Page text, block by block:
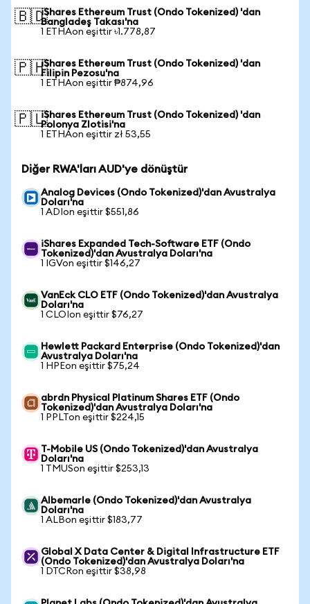
🇧🇩iShares Ethereum Trust (Ondo Tokenized) 'dan
Bangladeş Takası'na
1 ETHAon eşittir ৳1.778,87
🇵🇭iShares Ethereum Trust (Ondo Tokenized) 'dan
Filipin Pezosu'na
1 ETHAon eşittir ₱874,96
🇵🇱iShares Ethereum Trust (Ondo Tokenized) 'dan
Polonya Zlotisi'na
1 ETHAon eşittir zł 53,55
Diğer RWA'ları AUD'ye dönüştür
Analog Devices (Ondo Tokenized)'dan Avustralya
Doları'na
1 ADIon eşittir $551,86
iShares Expanded Tech-Software ETF (Ondo
Tokenized)'dan Avustralya Doları'na
1 IGVon eşittir $146,27
VanEck CLO ETF (Ondo Tokenized)'dan Avustralya
Doları'na
1 CLOIon eşittir $76,27
Hewlett Packard Enterprise (Ondo Tokenized)'dan
Avustralya Doları'na
1 HPEon eşittir $75,24
abrdn Physical Platinum Shares ETF (Ondo
Tokenized)'dan Avustralya Doları'na
1 PPLTon eşittir $224,15
T-Mobile US (Ondo Tokenized)'dan Avustralya
Doları'na
1 TMUSon eşittir $253,13
Albemarle (Ondo Tokenized)'dan Avustralya
Doları'na
1 ALBon eşittir $183,77
Global X Data Center & Digital Infrastructure ETF
(Ondo Tokenized)'dan Avustralya Doları'na
1 DTCRon eşittir $38,98